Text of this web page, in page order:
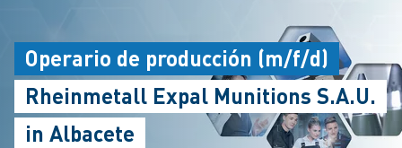
Operario de producción (m/f/d)
Rheinmetall Expal Munitions S.A.U.
in Albacete